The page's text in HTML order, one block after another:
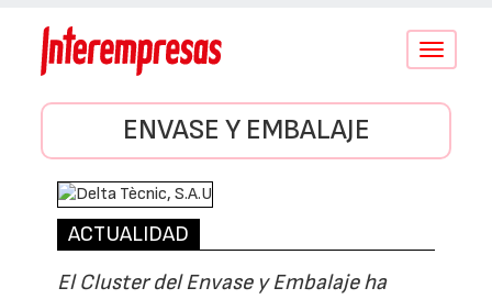
Conmutar
ENVASE Y EMBALAJE
ACTUALIDAD
El Cluster del Envase y Embalaje ha